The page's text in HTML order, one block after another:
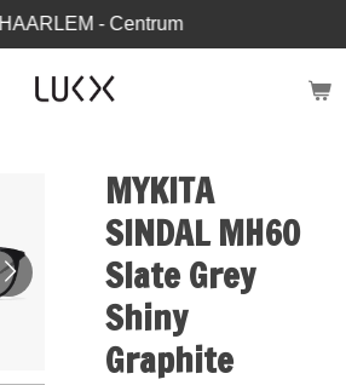
HAARLEM - Centrum
MYKITA
SINDAL MH60
Slate Grey
Shiny
Graphite